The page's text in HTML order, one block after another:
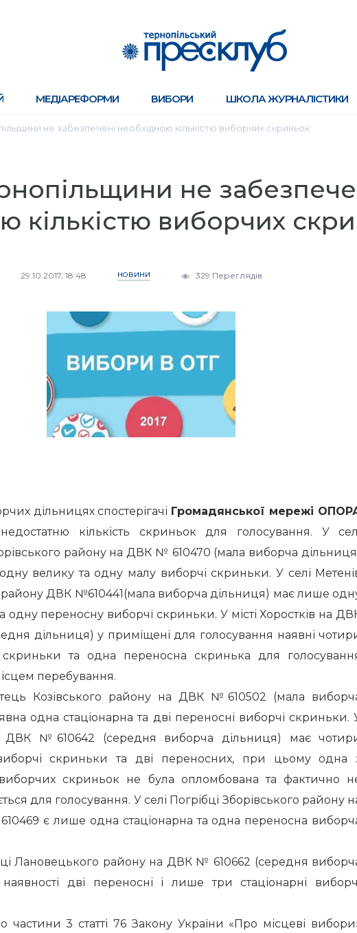
МЕДІАРЕФОРМИ ВИБОРИ ШКОЛА ЖУРНАЛІСТИКИ
не забезпечені необхідною кількістю виборчих скриньок
не
кількістю виборчих
29.10.2017, 18:48 НОВИНИ 329 Переглядів
дільницях спостерігачі Громадянської мережі
кількість скриньок для голосування. У
району на ДВК № 610470 (мала виборча
велику та одну малу виборчі скриньки. У селі
району ДВК №610441(мала виборча дільниця) має лише
одну переносну виборчі скриньки. У місті Хоростків на
дільниця) у приміщені для голосування наявні
скриньки та одна переносна скринька для
перебування.
Козівського району на ДВК №610502 (мала
одна стаціонарна та дві переносні виборчі скриньки.
ДВК №610642 (середня виборча дільниця) має
виборчі скриньки та дві переносних, при цьому одна
скриньок не була опломбована та фактично
для голосування. У селі Погрібці Зборівського району
є лише одна стаціонарна та одна переносна
Лановецького району на ДВК № 610662 (середня
дві переносні і лише три стаціонарні
частини 3 статті 76 Закону України «Про місцеві